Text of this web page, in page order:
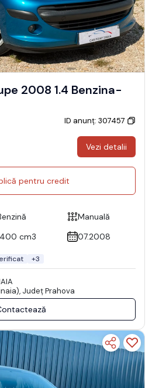
2008 1.4 Benzina-
ID anunț: 307457
Vezi detalii
pentru credit
Manuală
cm3 07.2008
+3
Județ Prahova